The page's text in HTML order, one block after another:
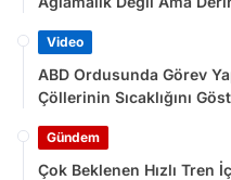
Video
ABD Ordusunda Görev
Çöllerinin Sıcaklığını
Gündem
Çok Beklenen Hızlı Tren